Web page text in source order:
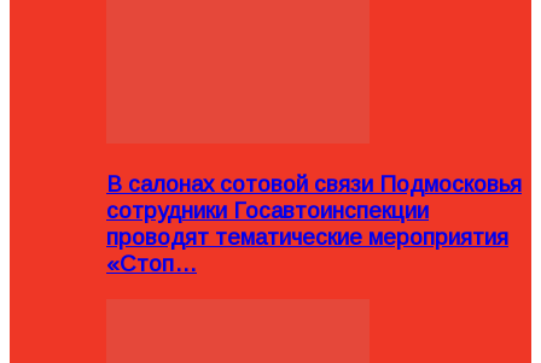
В салонах сотовой связи Подмосковья
сотрудники Госавтоинспекции
проводят тематические мероприятия
«Стоп…